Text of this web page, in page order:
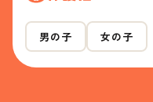
男の子 女の子